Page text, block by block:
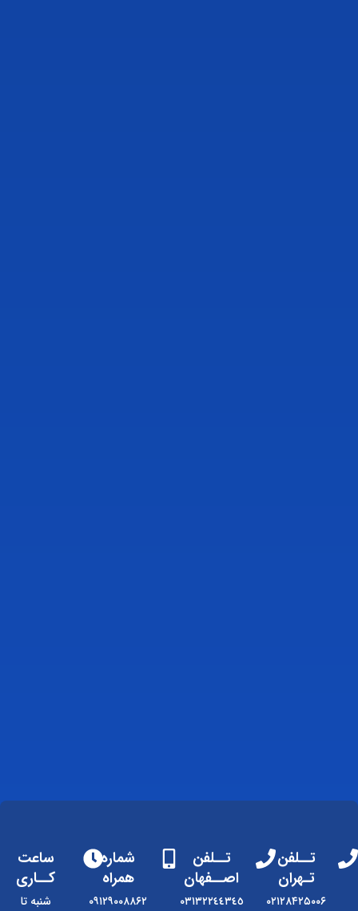
تــلفن
تـهران
۰۲۱۲۸۴۲۵۰۰۶
تــلفن
اصــفهان
٠٣١٣٢٢٤٤٣٤٥
شماره
همراه
۰۹۱۲۹۰۰۸۸۶۲
ساعت
کــاری
شنبه تا